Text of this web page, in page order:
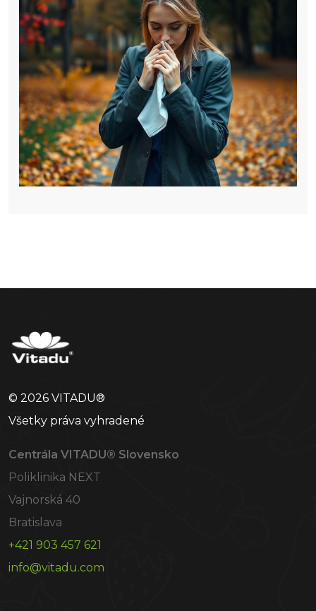
© 2026 VITADU®
Všetky práva vyhradené
Centrála VITADU® Slovensko
Poliklinika NEXT
Vajnorská 40
Bratislava
+421 903 457 621
info@vitadu.com